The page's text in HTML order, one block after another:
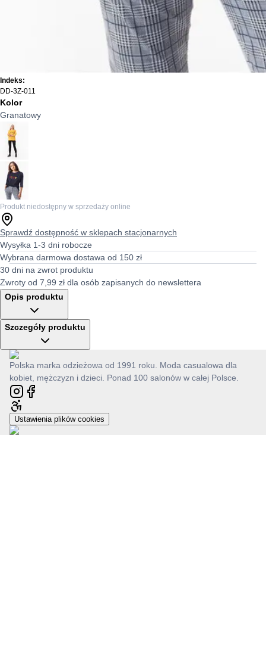
Indeks:
DD-3Z-011
Kolor
Granatowy
Produkt niedostępny w sprzedaży online
Sprawdź dostępność w sklepach stacjonarnych
Wysyłka 1-3 dni robocze
Wybrana darmowa dostawa od 150 zł
30 dni na zwrot produktu
Zwroty od 7,99 zł dla osób zapisanych do newslettera
Opis produktu
Szczegóły produktu
Polska marka odzieżowa od 1991 roku. Moda casualowa dla
kobiet, mężczyzn i dzieci. Ponad 100 salonów w całej Polsce.
Ustawienia plików cookies